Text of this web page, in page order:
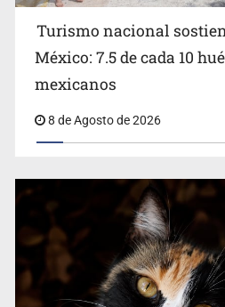
Belinda se corona como la más
Turismo nacional
México: 7.5 de cada 10
mexicanos
8 de Agosto de 2026